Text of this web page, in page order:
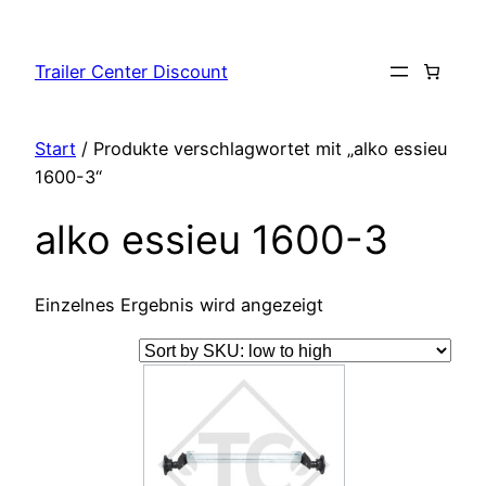
springen
Trailer Center Discount
Start / Produkte verschlagwortet mit „alko essieu
1600-3“
alko essieu 1600-3
Einzelnes Ergebnis wird angezeigt
weist
mehrere